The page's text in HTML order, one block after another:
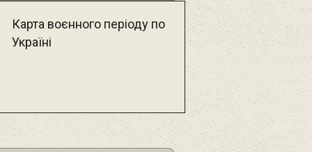
Карта воєнного періоду по
Україні